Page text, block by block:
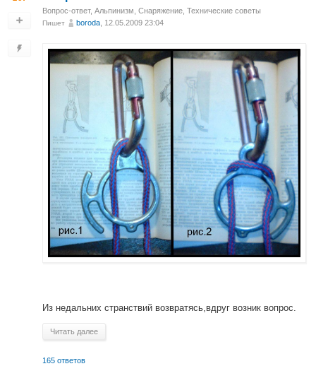
Вопрос-ответ, Альпинизм Снаряжение Технические советы
Пишет boroda , 12.05.2009 23:04
Из недальних странствий возвратясь,вдруг возник вопрос.
Читать далее
165 ответов